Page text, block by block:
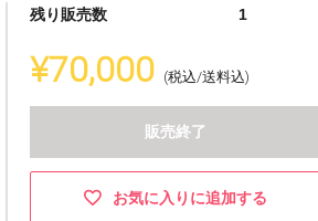
残り販売数 1
¥70,000 (税込/送料込)
販売終了
お気に入りに追加する